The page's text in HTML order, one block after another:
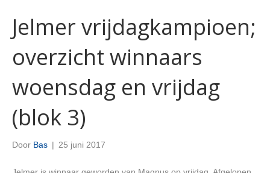
Jelmer vrijdagkampioen;
overzicht winnaars
woensdag en vrijdag
(blok 3)
Door Bas | 25 juni 2017